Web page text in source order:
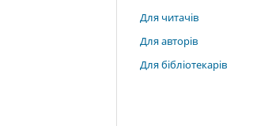
Для читачів
Для авторів
Для бібліотекарів